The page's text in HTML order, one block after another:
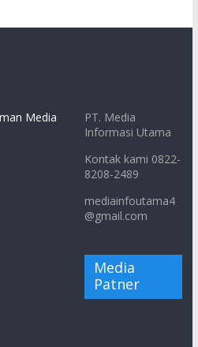
Media
PT. Media
Informasi Utama
Kontak kami 0822-
8208-2489
mediainfoutama4
@gmail.com
Media
Patner